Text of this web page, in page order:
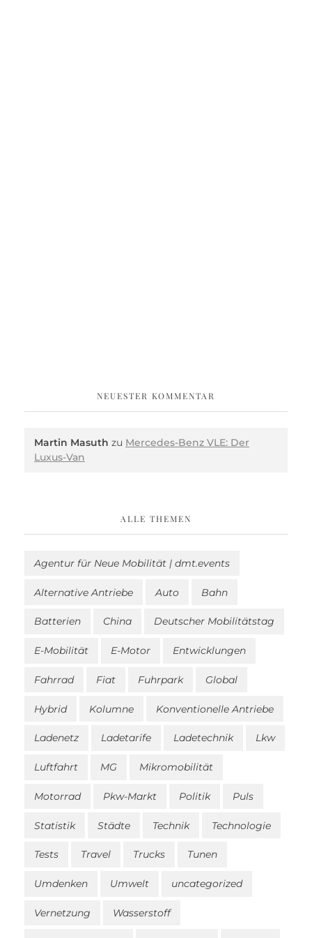
NEUESTER KOMMENTAR
Martin Masuth zu Mercedes-Benz VLE: Der
Luxus-Van
ALLE THEMEN
Agentur für Neue Mobilität | dmt.events
Alternative Antriebe Auto Bahn
Batterien China Deutscher Mobilitätstag
E-Mobilität E-Motor Entwicklungen
Fahrrad Fiat Fuhrpark Global
Hybrid Kolumne Konventionelle Antriebe
Ladenetz Ladetarife Ladetechnik Lkw
Luftfahrt MG Mikromobilität
Motorrad Pkw-Markt Politik Puls
Statistik Städte Technik Technologie
Tests Travel Trucks Tunen
Umdenken Umwelt uncategorized
Vernetzung Wasserstoff